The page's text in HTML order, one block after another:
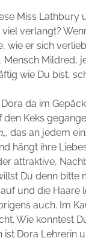
Miss Lathbury
verlangt?
wie er sich
Mildred,
wie Du bist,
da im
Keks
„, das an jedem
hängt ihre
attraktive,
Du denn bitte
und die Haare
auch. Im
Wie konntest
Dora Lehrerin